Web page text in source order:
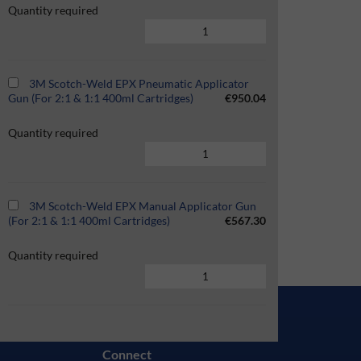
Quantity required
3M Scotch-Weld EPX Pneumatic Applicator
Gun (For 2:1 & 1:1 400ml Cartridges)
€950.04
Quantity required
3M Scotch-Weld EPX Manual Applicator Gun
(For 2:1 & 1:1 400ml Cartridges)
€567.30
Quantity required
Connect